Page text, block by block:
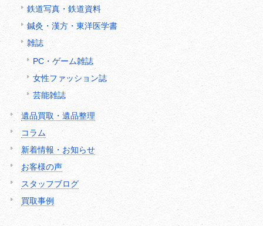
鉄道写真・鉄道資料
鍼灸・漢方・東洋医学書
雑誌
PC・ゲーム雑誌
女性ファッション誌
芸能雑誌
遺品買取・遺品整理
コラム
新着情報・お知らせ
お客様の声
スタッフブログ
買取事例